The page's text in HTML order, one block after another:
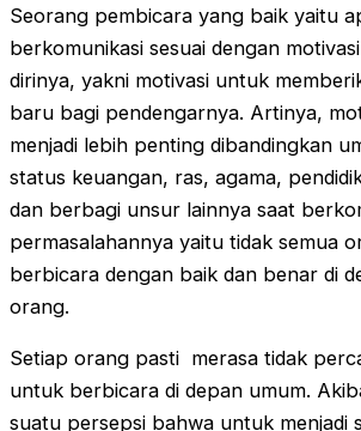
Seorang pembicara yang baik yaitu
berkomunikasi sesuai dengan
dirinya, yakni motivasi untuk
baru bagi pendengarnya. Artinya,
menjadi lebih penting dibandingkan
status keuangan, ras, agama,
dan berbagi unsur lainnya saat
permasalahannya yaitu tidak semua
berbicara dengan baik dan benar di
orang.
Setiap orang pasti merasa tidak
untuk berbicara di depan umum.
suatu persepsi bahwa untuk menjadi